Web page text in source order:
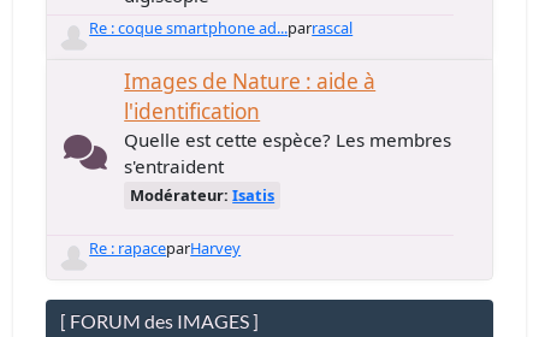
Re : coque smartphone ad...parrascal
Images de Nature : aide à
l'identification
Quelle est cette espèce? Les membres
s'entraident
Modérateur:Isatis
Re : rapaceparHarvey
[ FORUM des IMAGES ]